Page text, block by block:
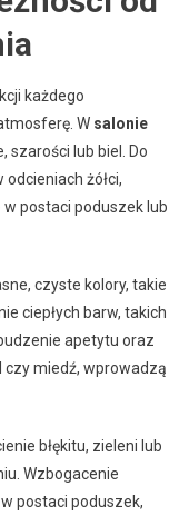
każdego
W salonie
szarości lub biel. Do
żółci,
postaci poduszek lub
czyste kolory, takie
ciepłych barw, takich
apetytu oraz
czy miedź, wprowadzą
błękitu, zieleni lub
Wzbogacenie
postaci poduszek,